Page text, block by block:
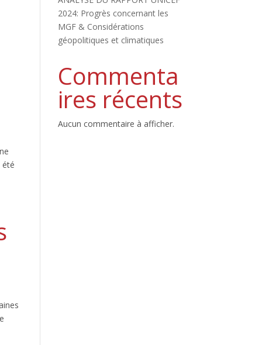
été
2024: Progrès concernant les
MGF & Considérations
géopolitiques et climatiques
Commenta
ires récents
Aucun commentaire à afficher.